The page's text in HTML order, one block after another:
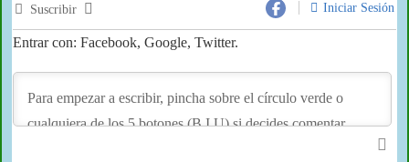
Suscribir Iniciar Sesión
Entrar con: Facebook, Google, Twitter.